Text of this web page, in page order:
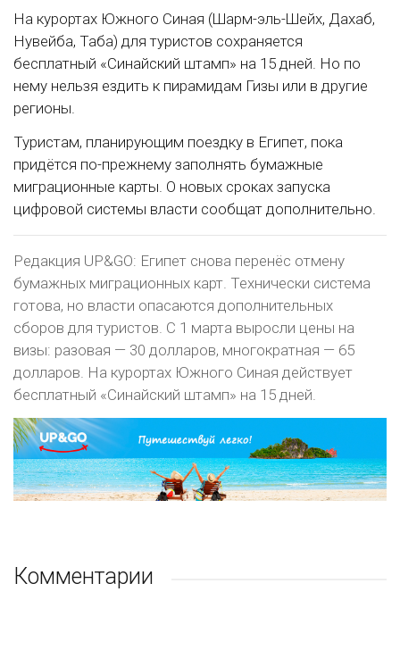
На курортах Южного Синая (Шарм-эль-Шейх, Дахаб,
Нувейба, Таба) для туристов сохраняется
бесплатный «Синайский штамп» на 15 дней. Но по
нему нельзя ездить к пирамидам Гизы или в другие
регионы.
Туристам, планирующим поездку в Египет, пока
придётся по-прежнему заполнять бумажные
миграционные карты. О новых сроках запуска
цифровой системы власти сообщат дополнительно.
Редакция UP&GO: Египет снова перенёс отмену
бумажных миграционных карт. Технически система
готова, но власти опасаются дополнительных
сборов для туристов. С 1 марта выросли цены на
визы: разовая — 30 долларов, многократная — 65
долларов. На курортах Южного Синая действует
бесплатный «Синайский штамп» на 15 дней.
Комментарии